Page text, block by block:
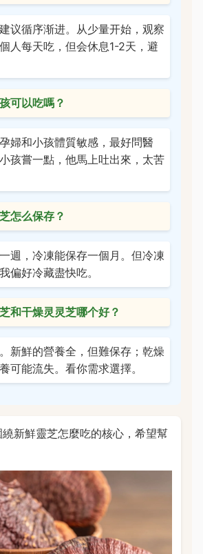
议循序渐进。从少量开始，观察
人每天吃，但会休息1-2天，避
可以吃嗎？
婦和小孩體質敏感，最好問醫
孩嘗一點，他馬上吐出來，太苦
怎么保存？
週，冷凍能保存一個月。但冷凍
偏好冷藏盡快吃。
和干燥灵灵芝哪个好？
新鮮的營養全，但難保存；乾燥
可能流失。看你需求選擇。
新鮮靈芝怎麼吃的核心，希望幫